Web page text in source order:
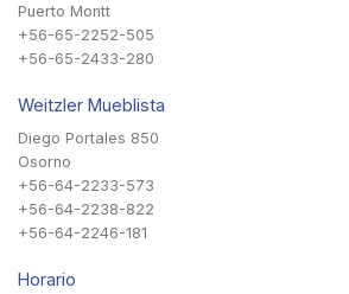
Puerto Montt
+56-65-2252-505
+56-65-2433-280
Weitzler Mueblista
Diego Portales 850
Osorno
+56-64-2233-573
+56-64-2238-822
+56-64-2246-181
Horario